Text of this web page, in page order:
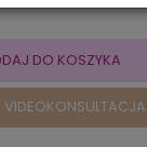
DO KOSZYKA
VIDEOKONSULTACJA